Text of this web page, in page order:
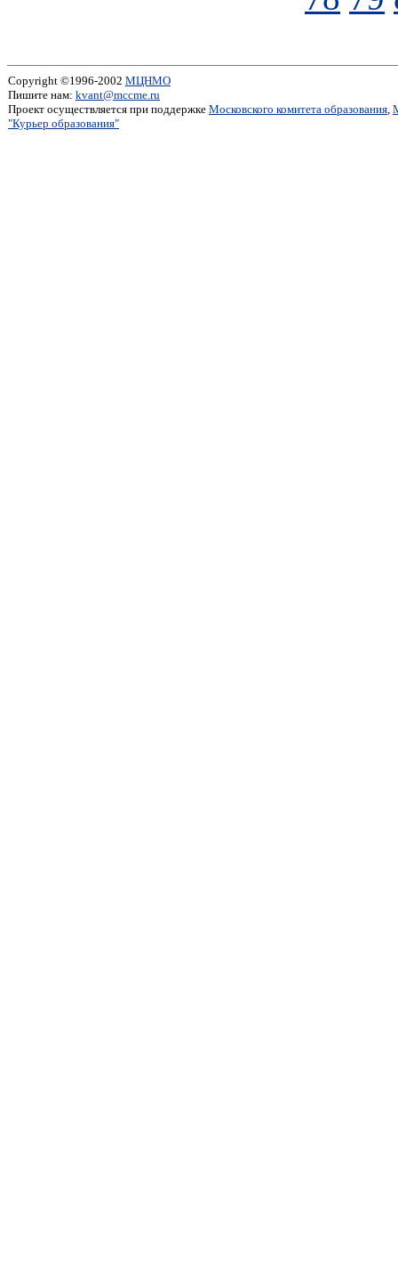
Copyright ©1996-2002 МЦНМО
Пишите нам: kvant@mccme.ru
Проект осуществляется при поддержке Московского комитета образования,
"Курьер образования"